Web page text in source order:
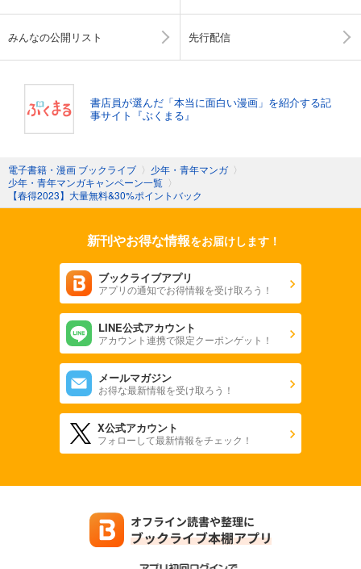
みんなの公開リスト 先行配信
書店員が選んだ「本当に面白い漫画」を紹介する記
事サイト『ぶくまる』
電子書籍・漫画 ブックライブ 〉 少年・青年マンガ 〉
少年・青年マンガキャンペーン一覧 〉
【春得2023】大量無料&30%ポイントバック
新刊やお得な情報をお届けします！
ブックライブアプリ
アプリの通知でお得情報を受け取ろう！
LINE公式アカウント
アカウント連携で限定クーポンゲット！
メールマガジン
お得な最新情報を受け取ろう！
X公式アカウント
フォローして最新情報をチェック！